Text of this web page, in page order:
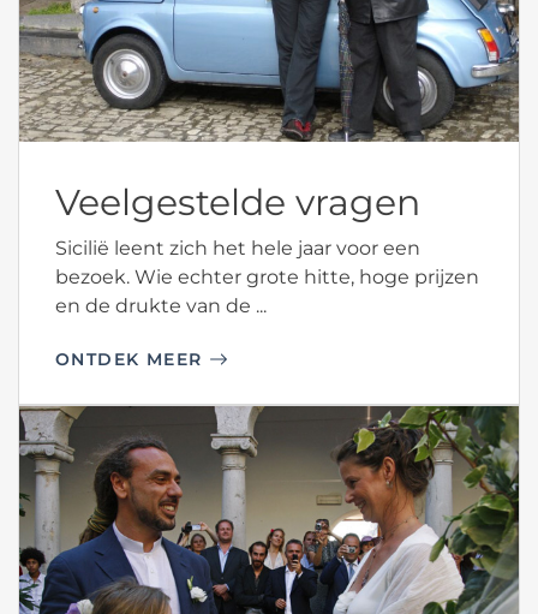
Veelgestelde vragen
Sicilië leent zich het hele jaar voor een
bezoek. Wie echter grote hitte, hoge prijzen
en de drukte van de ...
ONTDEK MEER